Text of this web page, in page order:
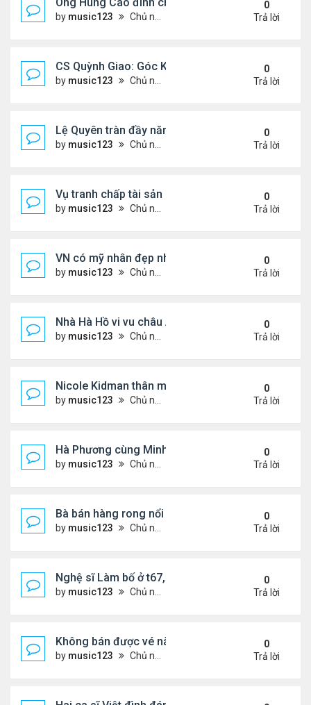
by music123 Chủ nhật Tháng 7 26, 2026 5:17 pm
0
Trả lời
CS Quỳnh Giao: Góc Khuất Của Căn Bệnh Đoạt
by music123 Chủ nhật Tháng 7 26, 2026 5:12 pm
0
Trả lời
Lệ Quyên tràn đầy năng lượng tại Mỹ
by music123 Chủ nhật Tháng 7 26, 2026 5:09 pm
0
Trả lời
Vụ tranh chấp tài sản của dv Đức Tiến
by music123 Chủ nhật Tháng 7 26, 2026 4:52 pm
0
Trả lời
VN có mỹ nhân đẹp như búp bê bỏ showbiz lấy
by music123 Chủ nhật Tháng 7 26, 2026 4:49 pm
0
Trả lời
Nhà Hà Hồ vi vu châu Âu
by music123 Chủ nhật Tháng 7 26, 2026 4:40 pm
0
Trả lời
Nicole Kidman thân mật bên bf doanh nhân
by music123 Chủ nhật Tháng 7 26, 2026 4:34 pm
0
Trả lời
Hà Phương cùng Minh Tuyết đi sự kiện
by music123 Chủ nhật Tháng 7 26, 2026 3:51 pm
0
Trả lời
Bà bán hàng rong nổi tiếng bị tịch thu quang gánh
by music123 Chủ nhật Tháng 7 26, 2026 3:46 pm
0
Trả lời
Nghệ sĩ Làm bố ở t67, mê dưỡng da chẳng kém
by music123 Chủ nhật Tháng 7 26, 2026 3:41 pm
0
Trả lời
Không bán được vé nào, 1 phim Việt rời rạp
by music123 Chủ nhật Tháng 7 26, 2026 3:28 pm
0
Trả lời